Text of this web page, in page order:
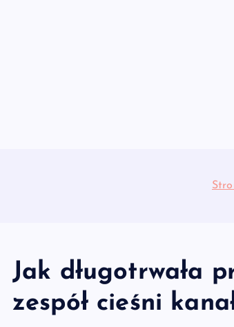
Jak długotrwała
zespół cieśni